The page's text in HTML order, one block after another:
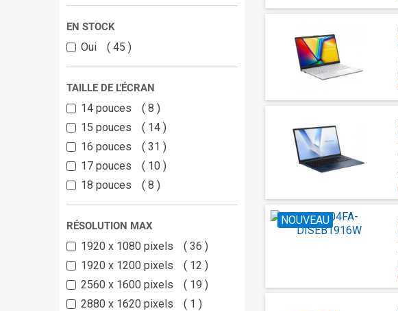
EN STOCK
Oui 45
TAILLE DE L'ÉCRAN
14 pouces
8
15 pouces
14
16 pouces
31
17 pouces
10
18 pouces
8
RÉSOLUTION MAX
1920 x 1080 pixels
36
1920 x 1200 pixels
12
2560 x 1600 pixels
19
2880 x 1620 pixels
1
NOUVEAU